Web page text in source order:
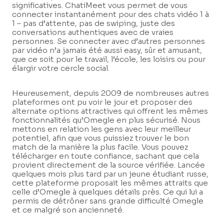
significatives. ChatiMeet vous permet de vous
connecter instantanément pour des chats vidéo 1 à
1 – pas d’attente, pas de swiping, juste des
conversations authentiques avec de vraies
personnes. Se connecter avec d’autres personnes
par vidéo n’a jamais été aussi easy, sûr et amusant,
que ce soit pour le travail, l’école, les loisirs ou pour
élargir votre cercle social.
Heureusement, depuis 2009 de nombreuses autres
plateformes ont pu voir le jour et proposer des
alternate options attractives qui offrent les mêmes
fonctionnalités qu’Omegle en plus sécurisé. Nous
mettons en relation les gens avec leur meilleur
potentiel, afin que vous puissiez trouver le bon
match de la manière la plus facile. Vous pouvez
télécharger en toute confiance, sachant que cela
provient directement de la source vérifiée. Lancée
quelques mois plus tard par un jeune étudiant russe,
cette plateforme proposait les mêmes attraits que
celle d’Omegle à quelques détails près. Ce qui lui a
permis de détrôner sans grande difficulté Omegle
et ce malgré son ancienneté.